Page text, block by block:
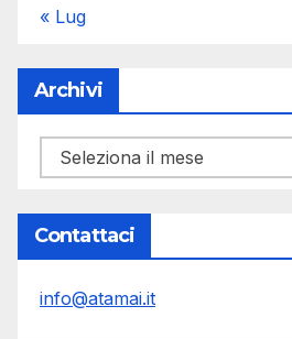
« Lug
Archivi
Archivi
Contattaci
info@atamai.it